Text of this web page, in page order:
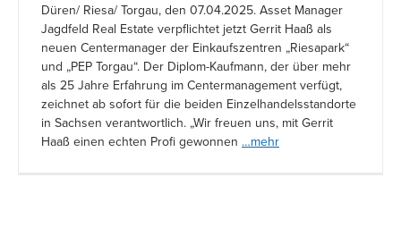
Düren/ Riesa/ Torgau, den 07.04.2025. Asset Manager
Jagdfeld Real Estate verpflichtet jetzt Gerrit Haaß als
neuen Centermanager der Einkaufszentren „Riesapark“
und „PEP Torgau“. Der Diplom-Kaufmann, der über mehr
als 25 Jahre Erfahrung im Centermanagement verfügt,
zeichnet ab sofort für die beiden Einzelhandelsstandorte
in Sachsen verantwortlich. „Wir freuen uns, mit Gerrit
Haaß einen echten Profi gewonnen …mehr